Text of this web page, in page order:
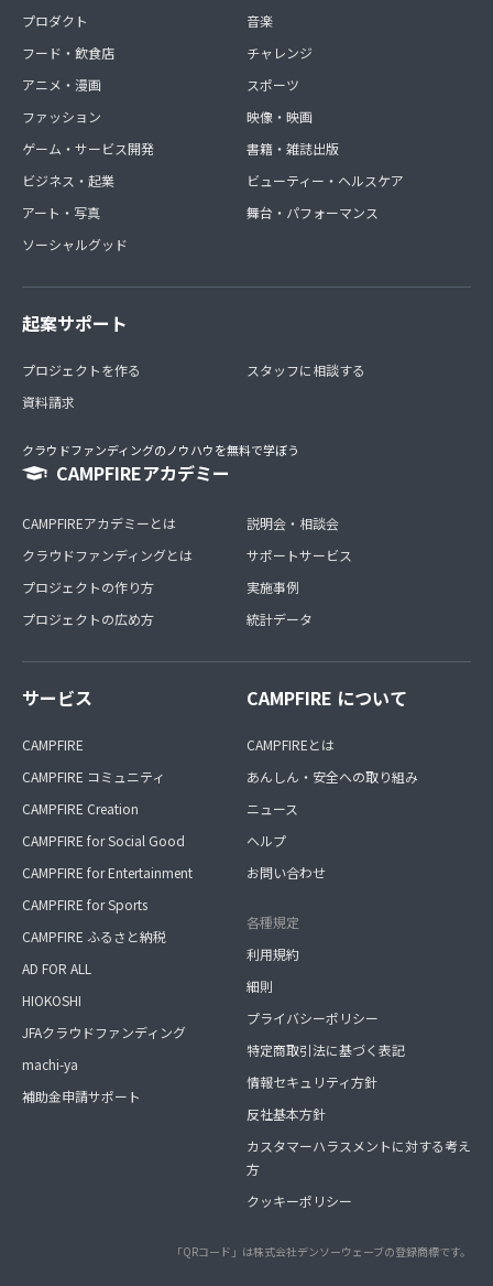
プロダクト
フード・飲食店
アニメ・漫画
ファッション
ゲーム・サービス開発
ビジネス・起業
アート・写真
ソーシャルグッド
音楽
チャレンジ
スポーツ
映像・映画
書籍・雑誌出版
ビューティー・ヘルスケア
舞台・パフォーマンス
起案サポート
プロジェクトを作る
資料請求
スタッフに相談する
クラウドファンディングのノウハウを無料で学ぼう
CAMPFIREアカデミー
CAMPFIREアカデミーとは
クラウドファンディングとは
プロジェクトの作り方
プロジェクトの広め方
説明会・相談会
サポートサービス
実施事例
統計データ
サービス
CAMPFIRE
CAMPFIRE コミュニティ
CAMPFIRE Creation
CAMPFIRE for Social Good
CAMPFIRE for Entertainment
CAMPFIRE for Sports
CAMPFIRE ふるさと納税
AD FOR ALL
HIOKOSHI
JFAクラウドファンディング
machi-ya
補助金申請サポート
CAMPFIRE について
CAMPFIREとは
あんしん・安全への取り組み
ニュース
ヘルプ
お問い合わせ
各種規定
利用規約
細則
プライバシーポリシー
特定商取引法に基づく表記
情報セキュリティ方針
反社基本方針
カスタマーハラスメントに対する考え
方
クッキーポリシー
「QRコード」は株式会社デンソーウェーブの登録商標です。